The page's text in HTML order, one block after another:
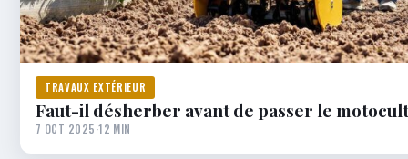
TRAVAUX EXTÉRIEUR
Faut-il désherber avant de passer le
7 OCT 2025·12 MIN